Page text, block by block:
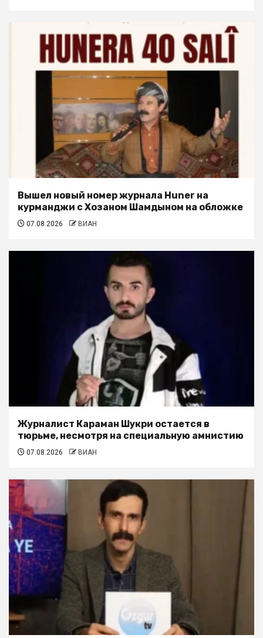
Вышел новый номер журнала Huner на
курманджи с Хозаном Шамдыном на обложке
07.08.2026 ВИАН
Журналист Караман Шукри остается в
тюрьме, несмотря на специальную амнистию
07.08.2026 ВИАН